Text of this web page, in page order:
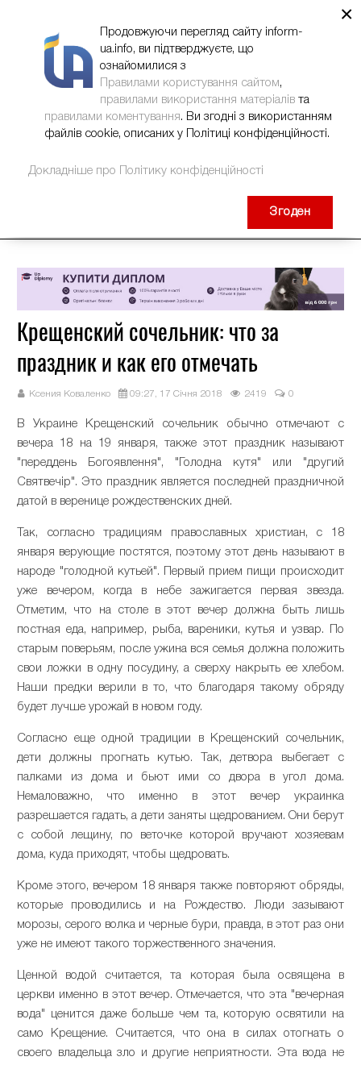
Крещенский сочельник: что за
праздник и как его отмечать
Ксения Коваленко 09:27, 17 Січня 2018 2419 0
В Украине Крещенский сочельник обычно отмечают с
вечера 18 на 19 января, также этот праздник называют
"переддень Богоявлення", "Голодна кутя" или "другий
Святвечір". Это праздник является последней праздничной
датой в веренице рождественских дней.
Так, согласно традициям православных христиан, с 18
января верующие постятся, поэтому этот день называют в
народе "голодной кутьей". Первый прием пищи происходит
уже вечером, когда в небе зажигается первая звезда.
Отметим, что на столе в этот вечер должна быть лишь
постная еда, например, рыба, вареники, кутья и узвар. По
старым поверьям, после ужина вся семья должна положить
свои ложки в одну посудину, а сверху накрыть ее хлебом.
Наши предки верили в то, что благодаря такому обряду
будет лучше урожай в новом году.
Согласно еще одной традиции в Крещенский сочельник,
дети должны прогнать кутью. Так, детвора выбегает с
палками из дома и бьют ими со двора в угол дома.
Немаловажно, что именно в этот вечер украинка
разрешается гадать, а дети заняты щедрованием. Они берут
с собой лещину, по веточке которой вручают хозяевам
дома, куда приходят, чтобы щедровать.
Кроме этого, вечером 18 января также повторяют обряды,
которые проводились и на Рождество. Люди зазывают
морозы, серого волка и черные бури, правда, в этот раз они
уже не имеют такого торжественного значения.
Ценной водой считается, та которая была освящена в
церкви именно в этот вечер. Отмечается, что эта "вечерная
вода" ценится даже больше чем та, которую освятили на
само Крещение. Считается, что она в силах отогнать о
своего владельца зло и другие неприятности. Эта вода не
×
Продовжуючи перегляд сайту inform-
ua.info, ви підтверджуєте, що
ознайомилися з
Правилами користування сайтом,
правилами використання матеріалів та
правилами коментування. Ви згодні з використанням
файлів cookie, описаних у Політиці конфіденційності.
Докладніше про Політику конфіденційності
Згоден